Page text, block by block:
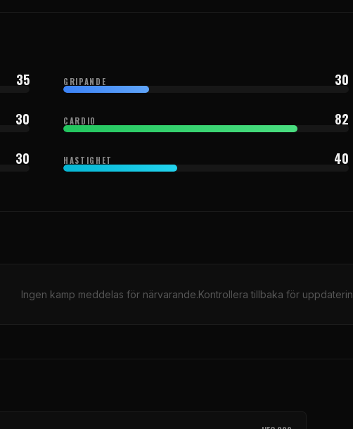
35 GRIPANDE 30
30 CARDIO 82
30 HASTIGHET 40
Ingen kamp meddelas för närvarande.Kontrollera tillbaka för